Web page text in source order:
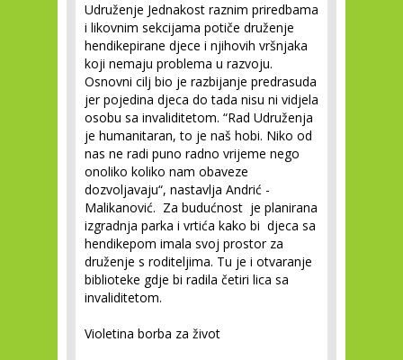
Udruženje Jednakost raznim priredbama
i likovnim sekcijama potiče druženje
hendikepirane djece i njihovih vršnjaka
koji nemaju problema u razvoju.
Osnovni cilj bio je razbijanje predrasuda
jer pojedina djeca do tada nisu ni vidjela
osobu sa invaliditetom. “Rad Udruženja
je humanitaran, to je naš hobi. Niko od
nas ne radi puno radno vrijeme nego
onoliko koliko nam obaveze
dozvoljavaju“, nastavlja Andrić -
Malikanović. Za budućnost je planirana
izgradnja parka i vrtića kako bi djeca sa
hendikepom imala svoj prostor za
druženje s roditeljima. Tu je i otvaranje
biblioteke gdje bi radila četiri lica sa
invaliditetom.
Violetina borba za život